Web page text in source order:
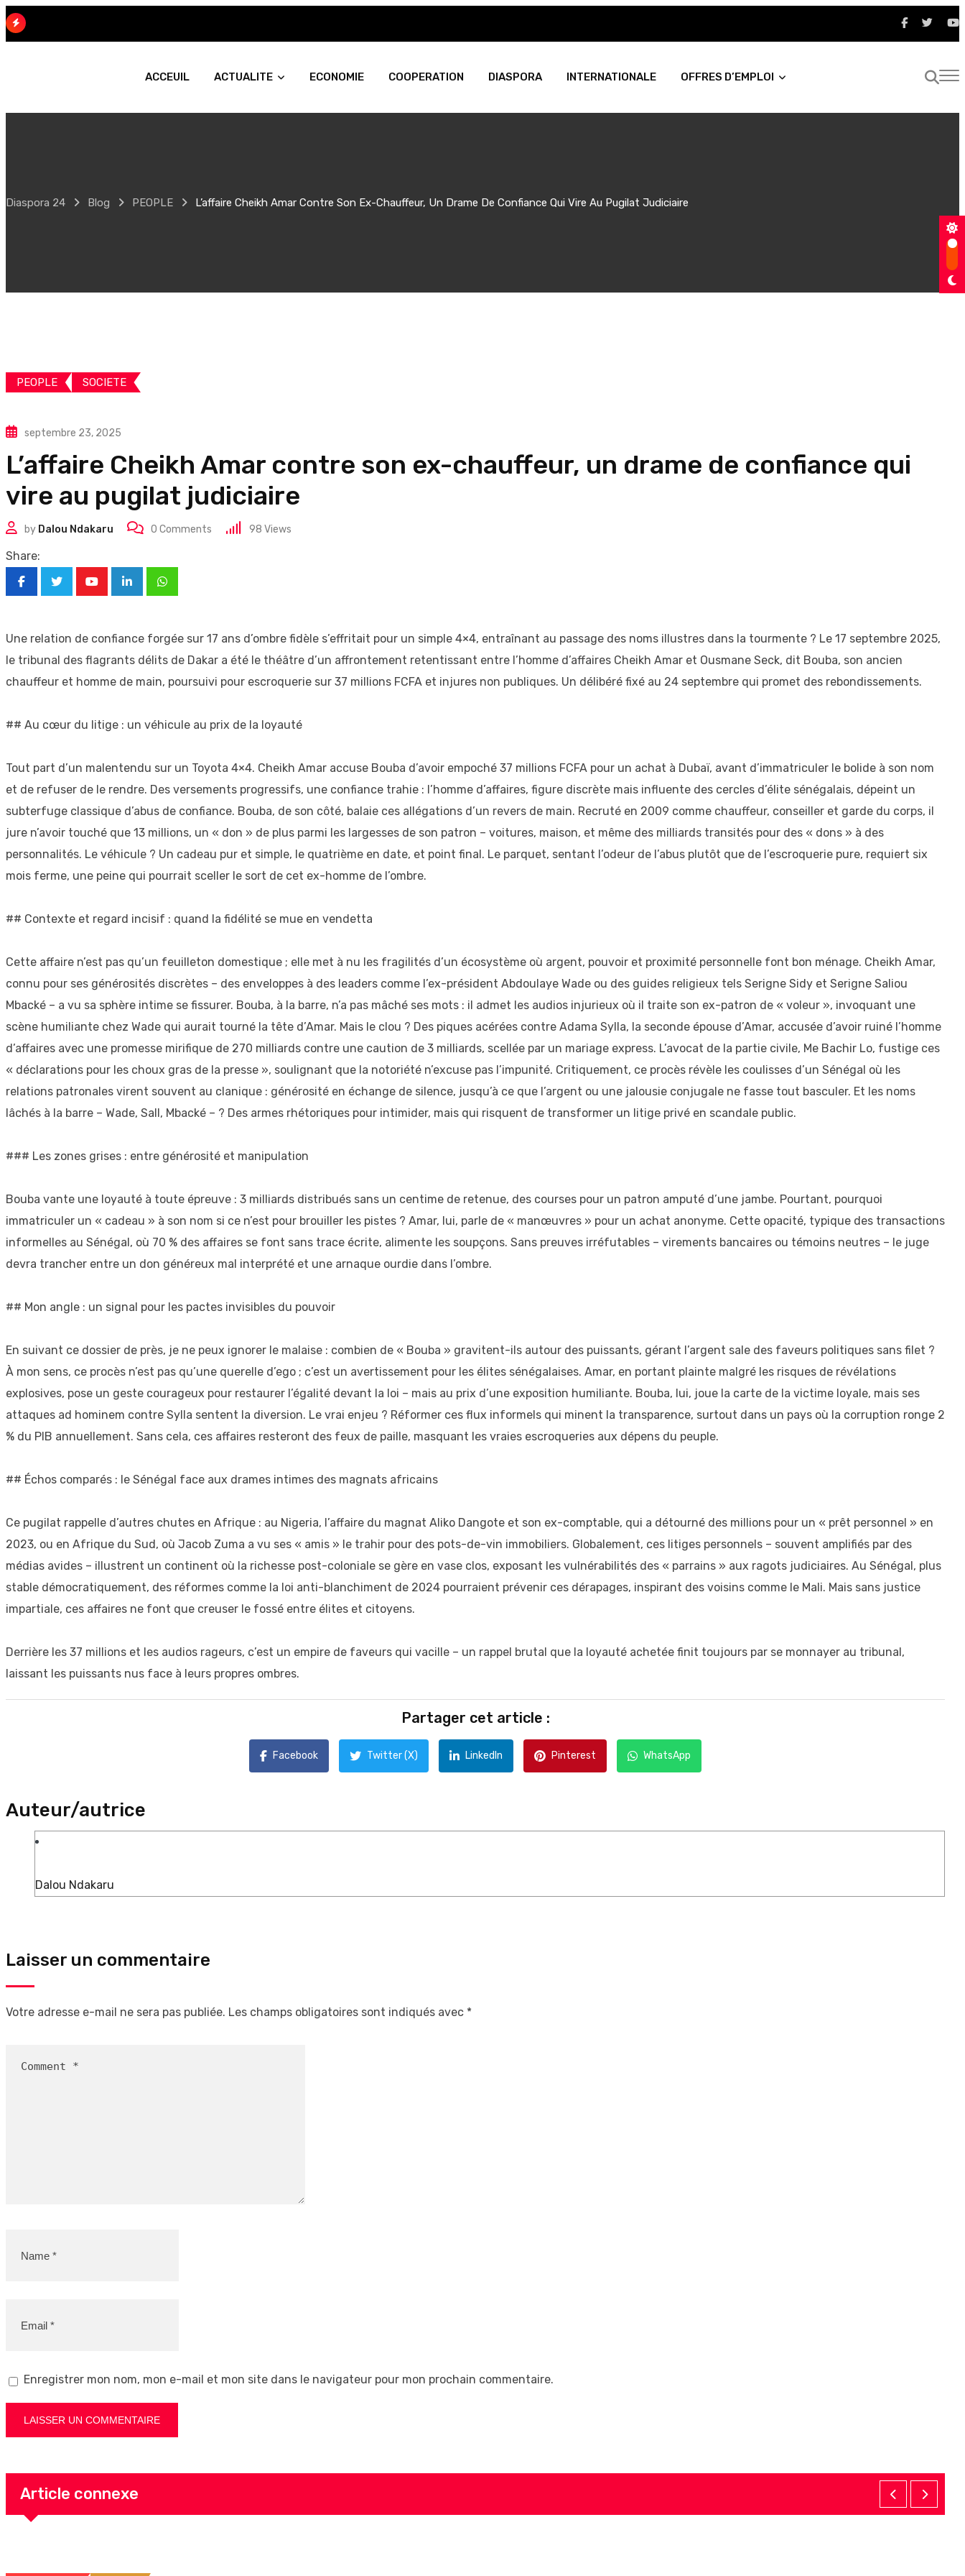
Skip
to
ACCEUIL ACTUALITE ECONOMIE COOPERATION DIASPORA INTERNATIONALE OFFRES D’EMPLOI
Diaspora 24 Blog PEOPLE L’affaire Cheikh Amar Contre Son Ex-Chauffeur, Un Drame De Confiance Qui Vire Au Pugilat Judiciaire
PEOPLE SOCIETE
septembre 23, 2025
L’affaire Cheikh Amar contre son ex-chauffeur, un drame de confiance qui
vire au pugilat judiciaire
by Dalou Ndakaru 0 Comments 98 Views
Share:
LinkedInWhatsapp
Une relation de confiance forgée sur 17 ans d’ombre fidèle s’effritait pour un simple 4×4, entraînant au passage des noms illustres dans la tourmente ? Le 17 septembre 2025,
le tribunal des flagrants délits de Dakar a été le théâtre d’un affrontement retentissant entre l’homme d’affaires Cheikh Amar et Ousmane Seck, dit Bouba, son ancien
chauffeur et homme de main, poursuivi pour escroquerie sur 37 millions FCFA et injures non publiques. Un délibéré fixé au 24 septembre qui promet des rebondissements.
## Au cœur du litige : un véhicule au prix de la loyauté
Tout part d’un malentendu sur un Toyota 4×4. Cheikh Amar accuse Bouba d’avoir empoché 37 millions FCFA pour un achat à Dubaï, avant d’immatriculer le bolide à son nom
et de refuser de le rendre. Des versements progressifs, une confiance trahie : l’homme d’affaires, figure discrète mais influente des cercles d’élite sénégalais, dépeint un
subterfuge classique d’abus de confiance. Bouba, de son côté, balaie ces allégations d’un revers de main. Recruté en 2009 comme chauffeur, conseiller et garde du corps, il
jure n’avoir touché que 13 millions, un « don » de plus parmi les largesses de son patron – voitures, maison, et même des milliards transités pour des « dons » à des
personnalités. Le véhicule ? Un cadeau pur et simple, le quatrième en date, et point final. Le parquet, sentant l’odeur de l’abus plutôt que de l’escroquerie pure, requiert six
mois ferme, une peine qui pourrait sceller le sort de cet ex-homme de l’ombre.
## Contexte et regard incisif : quand la fidélité se mue en vendetta
Cette affaire n’est pas qu’un feuilleton domestique ; elle met à nu les fragilités d’un écosystème où argent, pouvoir et proximité personnelle font bon ménage. Cheikh Amar,
connu pour ses générosités discrètes – des enveloppes à des leaders comme l’ex-président Abdoulaye Wade ou des guides religieux tels Serigne Sidy et Serigne Saliou
Mbacké – a vu sa sphère intime se fissurer. Bouba, à la barre, n’a pas mâché ses mots : il admet les audios injurieux où il traite son ex-patron de « voleur », invoquant une
scène humiliante chez Wade qui aurait tourné la tête d’Amar. Mais le clou ? Des piques acérées contre Adama Sylla, la seconde épouse d’Amar, accusée d’avoir ruiné l’homme
d’affaires avec une promesse mirifique de 270 milliards contre une caution de 3 milliards, scellée par un mariage express. L’avocat de la partie civile, Me Bachir Lo, fustige ces
« déclarations pour les choux gras de la presse », soulignant que la notoriété n’excuse pas l’impunité. Critiquement, ce procès révèle les coulisses d’un Sénégal où les
relations patronales virent souvent au clanique : générosité en échange de silence, jusqu’à ce que l’argent ou une jalousie conjugale ne fasse tout basculer. Et les noms
lâchés à la barre – Wade, Sall, Mbacké – ? Des armes rhétoriques pour intimider, mais qui risquent de transformer un litige privé en scandale public.
### Les zones grises : entre générosité et manipulation
Bouba vante une loyauté à toute épreuve : 3 milliards distribués sans un centime de retenue, des courses pour un patron amputé d’une jambe. Pourtant, pourquoi
immatriculer un « cadeau » à son nom si ce n’est pour brouiller les pistes ? Amar, lui, parle de « manœuvres » pour un achat anonyme. Cette opacité, typique des transactions
informelles au Sénégal, où 70 % des affaires se font sans trace écrite, alimente les soupçons. Sans preuves irréfutables – virements bancaires ou témoins neutres – le juge
devra trancher entre un don généreux mal interprété et une arnaque ourdie dans l’ombre.
## Mon angle : un signal pour les pactes invisibles du pouvoir
En suivant ce dossier de près, je ne peux ignorer le malaise : combien de « Bouba » gravitent-ils autour des puissants, gérant l’argent sale des faveurs politiques sans filet ?
À mon sens, ce procès n’est pas qu’une querelle d’ego ; c’est un avertissement pour les élites sénégalaises. Amar, en portant plainte malgré les risques de révélations
explosives, pose un geste courageux pour restaurer l’égalité devant la loi – mais au prix d’une exposition humiliante. Bouba, lui, joue la carte de la victime loyale, mais ses
attaques ad hominem contre Sylla sentent la diversion. Le vrai enjeu ? Réformer ces flux informels qui minent la transparence, surtout dans un pays où la corruption ronge 2
% du PIB annuellement. Sans cela, ces affaires resteront des feux de paille, masquant les vraies escroqueries aux dépens du peuple.
## Échos comparés : le Sénégal face aux drames intimes des magnats africains
Ce pugilat rappelle d’autres chutes en Afrique : au Nigeria, l’affaire du magnat Aliko Dangote et son ex-comptable, qui a détourné des millions pour un « prêt personnel » en
2023, ou en Afrique du Sud, où Jacob Zuma a vu ses « amis » le trahir pour des pots-de-vin immobiliers. Globalement, ces litiges personnels – souvent amplifiés par des
médias avides – illustrent un continent où la richesse post-coloniale se gère en vase clos, exposant les vulnérabilités des « parrains » aux ragots judiciaires. Au Sénégal, plus
stable démocratiquement, des réformes comme la loi anti-blanchiment de 2024 pourraient prévenir ces dérapages, inspirant des voisins comme le Mali. Mais sans justice
impartiale, ces affaires ne font que creuser le fossé entre élites et citoyens.
Derrière les 37 millions et les audios rageurs, c’est un empire de faveurs qui vacille – un rappel brutal que la loyauté achetée finit toujours par se monnayer au tribunal,
laissant les puissants nus face à leurs propres ombres.
Partager cet article :
Facebook Twitter (X) LinkedIn Pinterest WhatsApp
Auteur/autrice
Dalou Ndakaru
Laisser un commentaire
Votre adresse e-mail ne sera pas publiée. Les champs obligatoires sont indiqués avec *
Enregistrer mon nom, mon e-mail et mon site dans le navigateur pour mon prochain commentaire.
Article connexe